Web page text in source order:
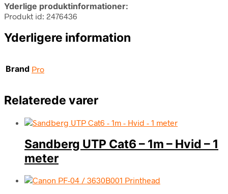
Yderlige produktinformationer:
Produkt id: 2476436
Yderligere information
Brand Pro
Relaterede varer
Sandberg UTP Cat6 – 1m – Hvid – 1
meter